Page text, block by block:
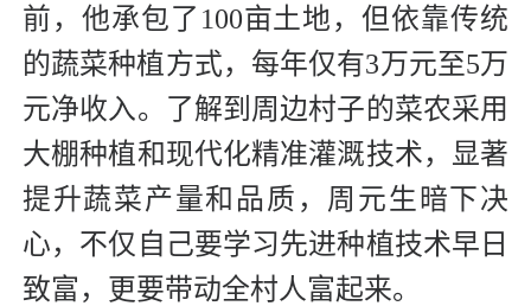
前，他承包了100亩土地，但依靠传统
的蔬菜种植方式，每年仅有3万元至5万
元净收入。了解到周边村子的菜农采用
大棚种植和现代化精准灌溉技术，显著
提升蔬菜产量和品质，周元生暗下决
心，不仅自己要学习先进种植技术早日
致富，更要带动全村人富起来。